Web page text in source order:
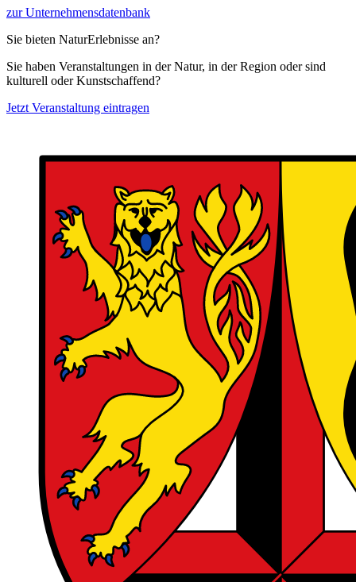
zur Unternehmensdatenbank
Sie bieten NaturErlebnisse an?
Sie haben Veranstaltungen in der Natur, in der Region oder sind
kulturell oder Kunstschaffend?
Jetzt Veranstaltung eintragen